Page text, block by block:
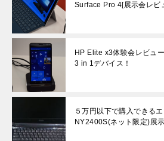
Surface Pro 4[展示会レビ
HP Elite x3体験会レビュ
3 in 1デバイス！
５万円以下で購入できる
NY2400S(ネット限定)展